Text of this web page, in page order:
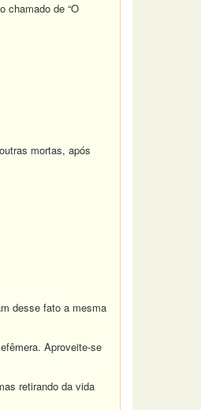
chamado de “O
mortas, após
desse fato a mesma
Aproveite-se
retirando da vida